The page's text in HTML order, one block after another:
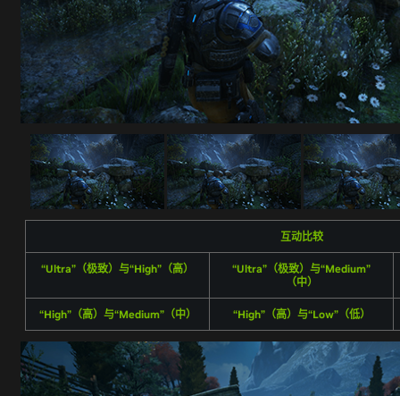
互动比较
“Ultra”（极致）与“High”（高）
“Ultra”（极致）与“Medium”
（中）
“High”（高）与“Medium”（中） “High”（高）与“Low”（低）